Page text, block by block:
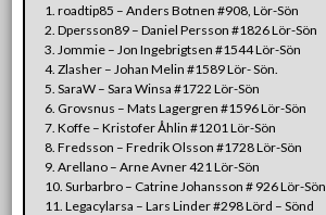
1. roadtip85 – Anders Botnen #908, Lör-Sön
2. Dpersson89 – Daniel Persson #1826 Lör-Sön
3. Jommie – Jon Ingebrigtsen #1544 Lör-Sön
4. Zlasher – Johan Melin #1589 Lör- Sön.
5. SaraW – Sara Winsa #1722 Lör-Sön
6. Grovsnus – Mats Lagergren #1596 Lör-Sön
7. Koffe – Kristofer Åhlin #1201 Lör-Sön
8. Fredsson – Fredrik Olsson #1728 Lör-Sön
9. Arellano – Arne Avner 421 Lör-Sön
10. Surbarbro – Catrine Johansson # 926 Lör-Sön
11. Legacylarsa – Lars Linder #298 Lörd – Sönd